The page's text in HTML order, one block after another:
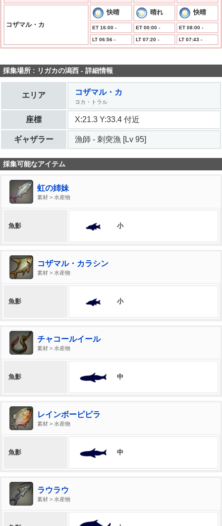
コザマル・カ
快晴 晴れ 快晴
ET 16:00 - ET 00:00 - ET 08:00 -
LT 06:56 - LT 07:20 - LT 07:43 -
採集場所 : リガカの潟西 - 詳細情報
エリア コザマル・カ
ヨカ・トラル
座標 X:21.3 Y:33.4 付近
ギャザラー 漁師 - 刺突漁 [Lv 95]
採集可能なアイテム
虹の姉妹
素材 > 水産物
魚影 小
コザマル・カラシン
素材 > 水産物
魚影 小
チャコールイール
素材 > 水産物
魚影 中
レインボーピピラ
素材 > 水産物
魚影 中
ラウラウ
素材 > 水産物